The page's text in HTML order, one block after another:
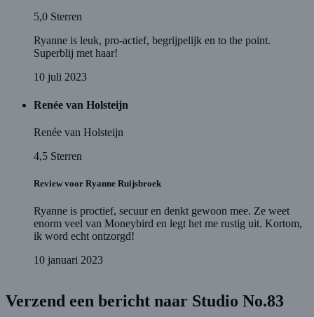
5,0 Sterren
Ryanne is leuk, pro-actief, begrijpelijk en to the point.
Superblij met haar!
10 juli 2023
Renée van Holsteijn
Renée van Holsteijn
4,5 Sterren
Review voor Ryanne Ruijsbroek
Ryanne is proctief, secuur en denkt gewoon mee. Ze weet
enorm veel van Moneybird en legt het me rustig uit. Kortom,
ik word echt ontzorgd!
10 januari 2023
Verzend een bericht naar Studio No.83